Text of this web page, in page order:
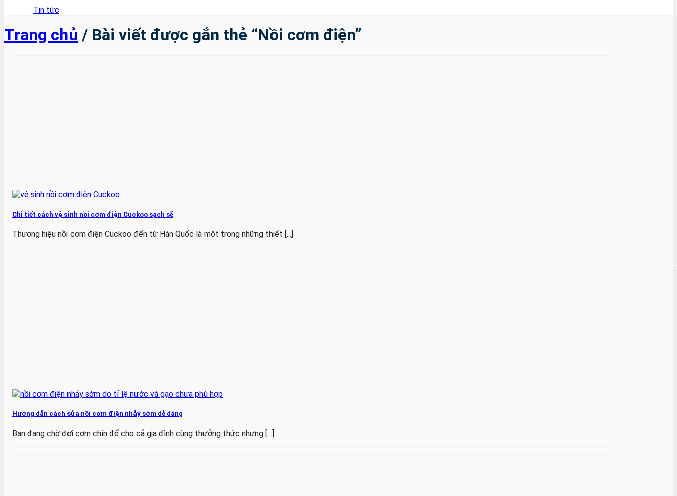
Tin tức
Trang chủ / Bài viết được gắn thẻ “Nồi cơm điện”
Chi tiết cách vệ sinh nồi cơm điện Cuckoo sạch sẽ
Thương hiệu nồi cơm điện Cuckoo đến từ Hàn Quốc là một trong những thiết [...]
Hướng dẫn cách sửa nồi cơm điện nhảy sớm dễ dàng
Bạn đang chờ đợi cơm chín để cho cả gia đình cùng thưởng thức nhưng [...]